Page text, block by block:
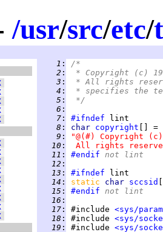
/usr/src/etc/
   1
:
/*
   2
:
* Copyright (c)
   3
:
* All rights
   4
:
* specifies the
   5
:
*/
   6
:
   7
: #ifndef
   8
: char copyright
   9
:
"@(#) Copyright
  10
:
All rights
  11
: #endif not lint
  12
:
  13
: #ifndef
  14
: static char sccsid
  15
: #endif not lint
  16
:
  17
: #include <sys/
  18
: #include <sys/
  19
: #include <sys/